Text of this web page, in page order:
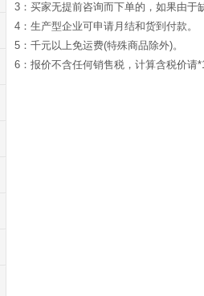
3：买家无提前咨询而下单的，如果由于
4：生产型企业可申请月结和货到付款。
5：千元以上免运费(特殊商品除外)。
6：报价不含任何销售税，计算含税价请